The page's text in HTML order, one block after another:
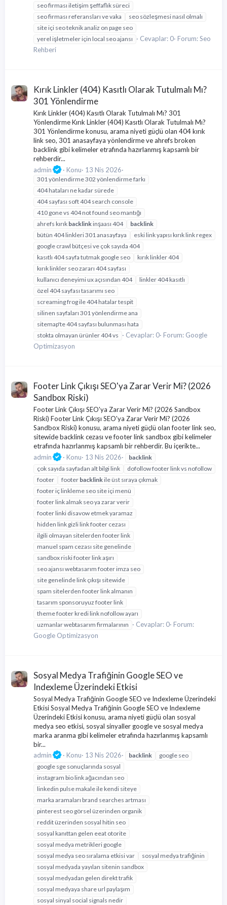
seo firması iletişim şeffaflık süreci
seo firması referansları ve vaka
seo sözleşmesi nasıl olmalı
site içi seo teknik analiz on page seo
yerel işletmeler için local seo ajansı
Cevaplar: 0 Forum:Seo
Rehberi
Kırık Linkler (404) Kasıtlı Olarak Tutulmalı Mı?
301 Yönlendirme
Kırık Linkler (404) Kasıtlı Olarak Tutulmalı Mı? 301
Yönlendirme Kırık Linkler (404) Kasıtlı Olarak Tutulmalı Mı?
301 Yönlendirme konusu, arama niyeti güçlü olan 404 kırık
link seo, 301 anasayfaya yönlendirme ve ahrefs broken
backlink gibi kelimeler etrafında hazırlanmış kapsamlı bir
rehberdir...
admin
Konu 13 Nis 2026
301 yönlendirme 302 yönlendirme farkı
404 hataları ne kadar sürede
404 sayfası soft 404 search console
410 gone vs 404 not found seo mantığı
ahrefs kırık backlinkinşaası 404
backlink
bütün 404 linkleri 301 anasayfaya
eski link yapısı kırık link regex
google crawl bütçesi ve çok sayıda 404
kasıtlı 404 sayfa tutmak google seo
kırık linkler 404
kırık linkler seo zararı 404 sayfası
kullanıcı deneyimi ux açısından 404
linkler 404 kasıtlı
özel 404 sayfası tasarımı seo
screaming frog ile 404 hatalar tespit
silinen sayfaları 301 yönlendirme ana
sitemap'te 404 sayfası bulunması hata
stokta olmayan ürünler 404 vs
Cevaplar: 0 Forum: Google
Optimizasyon
Footer Link Çıkışı SEO'ya Zarar Verir Mi? (2026
Sandbox Riski)
Footer Link Çıkışı SEO'ya Zarar Verir Mi? (2026 Sandbox
Riski) Footer Link Çıkışı SEO'ya Zarar Verir Mi? (2026
Sandbox Riski) konusu, arama niyeti güçlü olan footer link seo,
sitewide backlink cezası ve footer link sandbox gibi kelimeler
etrafında hazırlanmış kapsamlı bir rehberdir. Bu içerikte...
admin
Konu 13 Nis 2026
backlink
çok sayıda sayfadan alt bilgi link
dofollow footer link vs nofollow
footer
footer backlinkile üst sıraya çıkmak
footer iç linkleme seo site içi menü
footer link almak seo ya zarar verir
footer linki disavow etmek yaramaz
hidden link gizli link footer cezası
ilgili olmayan sitelerden footer link
manuel spam cezası site genelinde
sandbox riski footer link aşırı
seo ajansı webtasarım footer imza seo
site genelinde link çıkışı sitewide
spam sitelerden footer link almanın
tasarım sponsoruyuz footer link
theme footer kredi link nofollow ayarı
uzmanlar webtasarım firmalarının
Cevaplar: 0 Forum:
Google Optimizasyon
Sosyal Medya Trafiğinin Google SEO ve
Indexleme Üzerindeki Etkisi
Sosyal Medya Trafiğinin Google SEO ve Indexleme Üzerindeki
Etkisi Sosyal Medya Trafiğinin Google SEO ve Indexleme
Üzerindeki Etkisi konusu, arama niyeti güçlü olan sosyal
medya seo etkisi, sosyal sinyaller google ve sosyal medya
marka aranma gibi kelimeler etrafında hazırlanmış kapsamlı
bir...
admin
Konu 13 Nis 2026 backlink
google seo
google sge sonuçlarında sosyal
instagram bio link ağacından seo
linkedin pulse makale ile kendi siteye
marka aramaları brand searches artması
pinterest seo görsel üzerinden organik
reddit üzerinden sosyal hitin seo
sosyal kanıttan gelen eeat otorite
sosyal medya metrikleri google
sosyal medya seo sıralama etkisi var
sosyal medya trafiğinin
sosyal medyada yayılan sitenin sandbox
sosyal medyadan gelen direkt trafik
sosyal medyaya share url paylaşım
sosyal sinyal social signals nedir